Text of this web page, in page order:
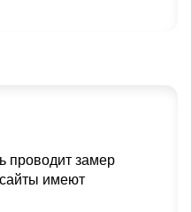
проводит замер
имеют